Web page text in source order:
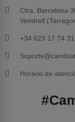
Ctra. Barcelona
Vendrell
+34 623 17 74 31
Horario de